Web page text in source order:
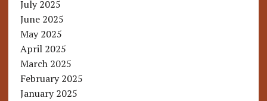
July 2025
June 2025
May 2025
April 2025
March 2025
February 2025
January 2025